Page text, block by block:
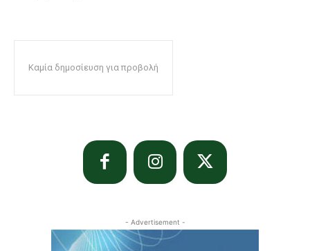
Καμία δημοσίευση για προβολή
- Advertisement -